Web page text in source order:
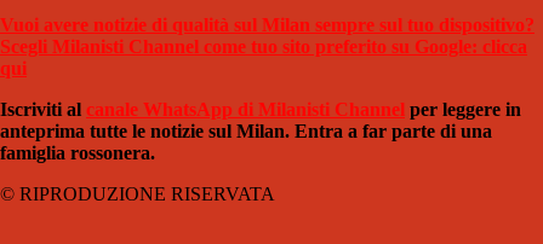
Vuoi avere notizie di qualità sul Milan sempre sul tuo dispositivo?
Scegli Milanisti Channel come tuo sito preferito su Google: clicca
qui
Iscriviti al canale WhatsApp di Milanisti Channel per leggere in
anteprima tutte le notizie sul Milan. Entra a far parte di una
famiglia rossonera.
© RIPRODUZIONE RISERVATA